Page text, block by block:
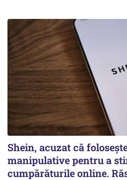
Shein, acuzat că
manipulative pentru a
cumpărăturile online.